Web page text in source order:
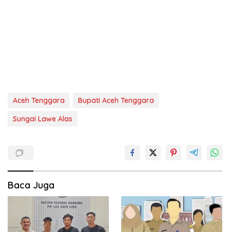
Aceh Tenggara
Bupati Aceh Tenggara
Sungai Lawe Alas
Baca Juga